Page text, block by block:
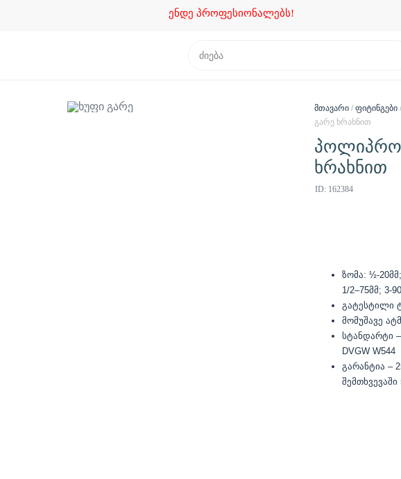
ენდე პროფესიონალებს!
მთავარი/ ფიტინგები/
გარე ხრახნით
ხრახნით
ID: 162384
ზომა: ½-
1/2–75მმ; 3-
გატესტილი
მომუშავე
სტანდარტი –
DVGW W544
გარანტია –